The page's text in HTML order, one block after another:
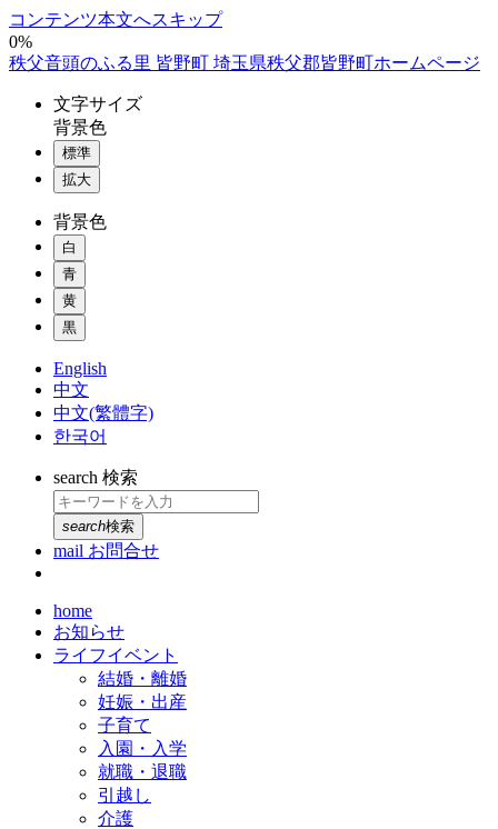
コンテンツ本文へスキップ
0%
秩父音頭のふる里 皆野町 埼玉県秩父郡皆野町ホームページ
文字サイズ
背景色
標準
拡大
背景色
白
青
黄
黒
English
中文
中文(繁體字)
한국어
search 検索
search検索
mail お問合せ
home
お知らせ
ライフイベント
結婚・離婚
妊娠・出産
子育て
入園・入学
就職・退職
引越し
介護